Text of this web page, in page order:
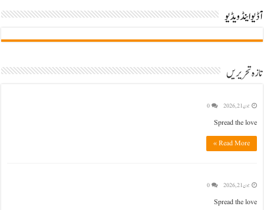
آڈیو اینڈویڈیو
تازہ تحریریں
جون 21, 2026 0
Spread the love
Read More »
جون 21, 2026 0
Spread the love